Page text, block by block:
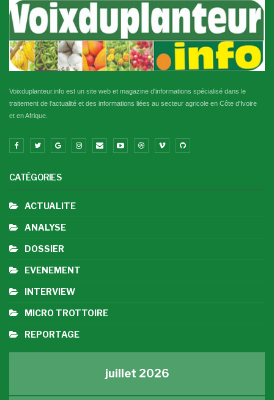
Voixduplanteur.info est un site web et magazine d'informations spécialisé dans le
traitement de l'actualité et des informations liées au secteur agricole en Côte d'Ivoire
et en Afrique.
CATÉGORIES
ACTUALITE
ANALYSE
DOSSIER
EVENEMENT
INTERVIEW
MICRO TROTTOIRE
REPORTAGE
juillet 2026